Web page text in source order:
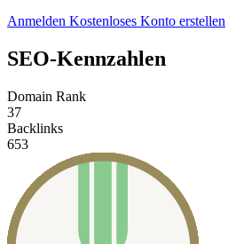
Anmelden Kostenloses Konto erstellen
SEO-Kennzahlen
Domain Rank
37
Backlinks
653